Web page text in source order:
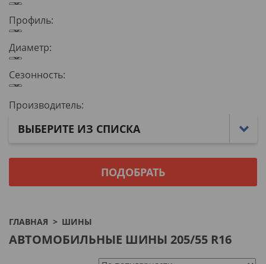
Профиль:
Диаметр:
Сезонность:
Производитель:
ВЫБЕРИТЕ ИЗ СПИСКА
ГЛАВНАЯ ШИНЫ
АВТОМОБИЛЬНЫЕ ШИНЫ 205/55 R16